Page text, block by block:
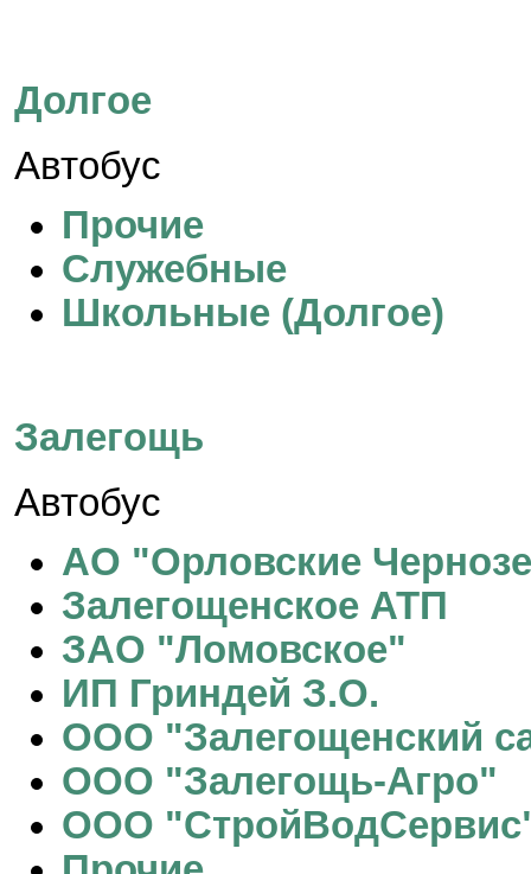
Долгое
Автобус
Прочие
Служебные
Школьные (Долгое)
Залегощь
Автобус
АО "Орловские
Залегощенское АТП
ЗАО "Ломовское"
ИП Гриндей З.О.
ООО "Залегощенский
ООО "Залегощь-Агро"
ООО